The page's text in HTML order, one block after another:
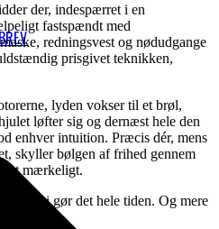
der, indespærret i en
fastspændt med
redningsvest og nødudgange
prisgivet teknikken,
lyden vokser til et brøl,
løfter sig og dernæst hele den
enhver intuition. Præcis dér, mens
skyller bølgen af frihed gennem
mærkeligt.
at vi gør det hele tiden. Og mere